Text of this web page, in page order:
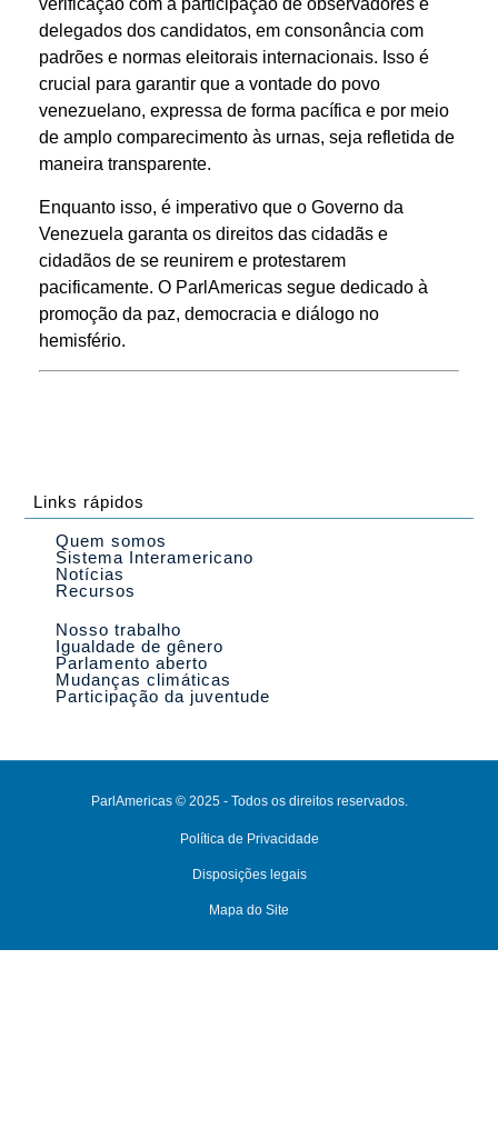
verificação com a participação de observadores e
delegados dos candidatos, em consonância com
padrões e normas eleitorais internacionais. Isso é
crucial para garantir que a vontade do povo
venezuelano, expressa de forma pacífica e por meio
de amplo comparecimento às urnas, seja refletida de
maneira transparente.
Enquanto isso, é imperativo que o Governo da
Venezuela garanta os direitos das cidadãs e
cidadãos de se reunirem e protestarem
pacificamente. O ParlAmericas segue dedicado à
promoção da paz, democracia e diálogo no
hemisfério.
Links rápidos
Quem somos
Sistema Interamericano
Notícias
Recursos
Nosso trabalho
Igualdade de gênero
Parlamento aberto
Mudanças climáticas
Participação da juventude
ParlAmericas © 2025 - Todos os direitos reservados.
Política de Privacidade
Disposições legais
Mapa do Site